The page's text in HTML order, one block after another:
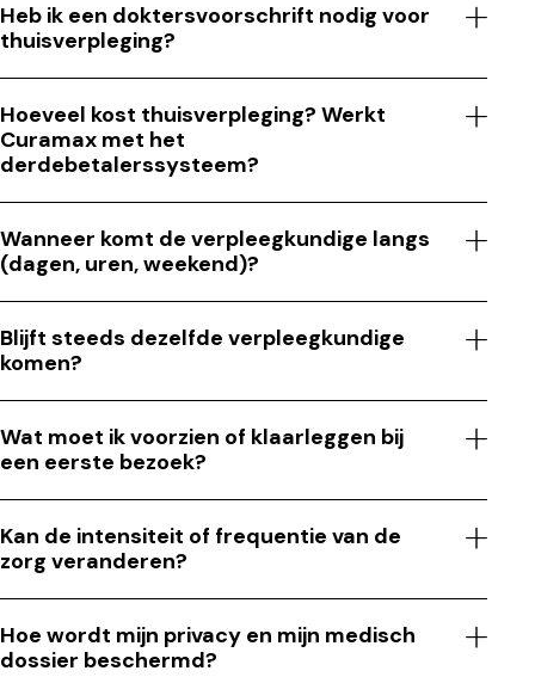
Heb ik een doktersvoorschrift nodig voor
thuisverpleging?
Hoeveel kost thuisverpleging? Werkt
Curamax met het
derdebetalerssysteem?
Wanneer komt de verpleegkundige langs
(dagen, uren, weekend)?
Blijft steeds dezelfde verpleegkundige
komen?
Wat moet ik voorzien of klaarleggen bij
een eerste bezoek?
Kan de intensiteit of frequentie van de
zorg veranderen?
Hoe wordt mijn privacy en mijn medisch
dossier beschermd?